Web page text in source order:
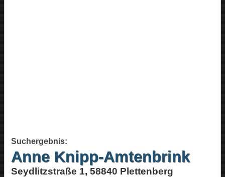
Suchergebnis:
Anne Knipp-Amtenbrink
Seydlitzstraße 1, 58840 Plettenberg